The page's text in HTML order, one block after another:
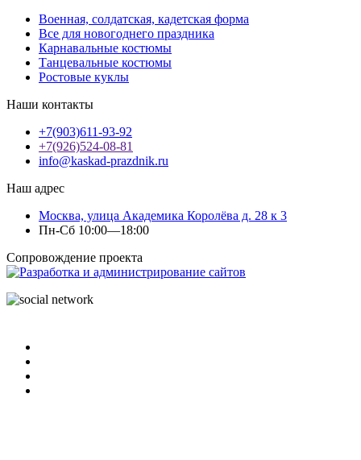
Военная, солдатская, кадетская форма
Все для новогоднего праздника
Карнавальные костюмы
Танцевальные костюмы
Ростовые куклы
Наши контакты
+7(903)611-93-92
+7(926)524-08-81
info@kaskad-prazdnik.ru
Наш адрес
Москва, улица Академика Королёва д. 28 к 3
Пн-Сб 10:00—18:00
Сопровождение проекта